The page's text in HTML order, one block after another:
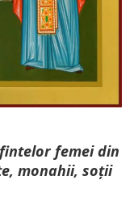
femei din
monahii, soții